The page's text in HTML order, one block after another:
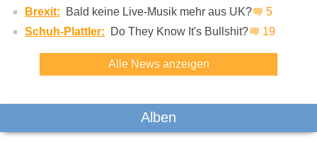
Brexit:
Bald keine Live-Musik mehr aus UK?
5
Schuh-Plattler:
Do They Know It's Bullshit? 19
Alle News anzeigen
Alben